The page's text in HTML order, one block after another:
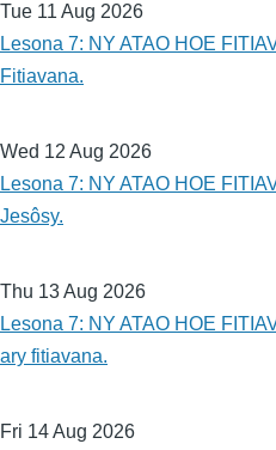
Tue 11 Aug 2026
Lesona 7: NY ATAO HOE
Fitiavana.
Wed 12 Aug 2026
Lesona 7: NY ATAO HOE
Jesôsy.
Thu 13 Aug 2026
Lesona 7: NY ATAO HOE
ary fitiavana.
Fri 14 Aug 2026